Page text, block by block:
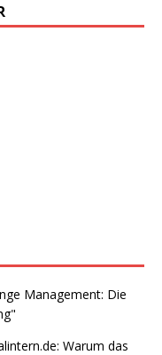
Management: Die
Warum das